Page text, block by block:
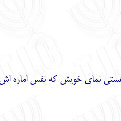
نمای خویش که نفس اماره اش